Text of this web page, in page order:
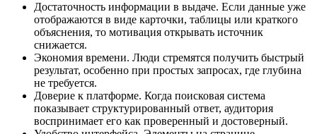
Достаточность информации в выдаче. Если данные уже
отображаются в виде карточки, таблицы или краткого
объяснения, то мотивация открывать источник
снижается.
Экономия времени. Люди стремятся получить быстрый
результат, особенно при простых запросах, где глубина
не требуется.
Доверие к платформе. Когда поисковая система
показывает структурированный ответ, аудитория
воспринимает его как проверенный и достоверный.